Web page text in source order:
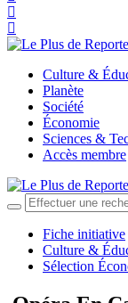
Culture &
Planète
Société
Économie
Sciences &
Accès membre
Fiche initiative
Culture &
Sélection